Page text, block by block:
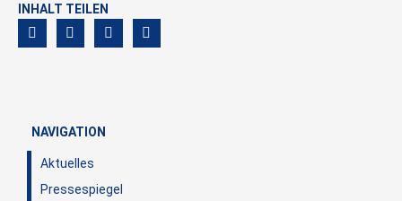
NAVIGATION
Aktuelles
Pressespiegel
INHALT TEILEN